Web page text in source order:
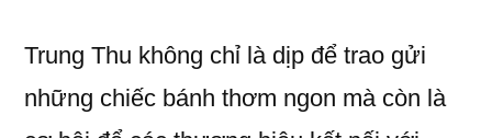
Trung Thu không chỉ là dịp để trao gửi
những chiếc bánh thơm ngon mà còn là